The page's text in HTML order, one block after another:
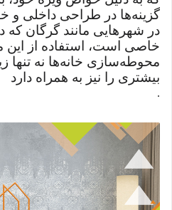
گزینه‌ها در طراحی داخلی
در شهرهایی مانند گرگان که
خاصی است، استفاده از این
محوطه‌سازی خانه‌ها نه تنها
بیشتری را نیز به همراه دارد
.